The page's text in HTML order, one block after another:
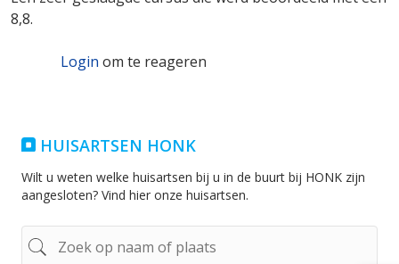
8,8.
Login om te reageren
HUISARTSEN HONK
Wilt u weten welke huisartsen bij u in de buurt bij HONK zijn
aangesloten? Vind hier onze huisartsen.